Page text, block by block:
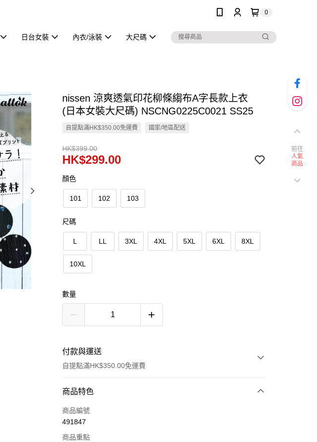
0
日台女裝 內衣/泳裝 大尺碼
nissen 涼爽透氣印花柳條縐布A字長款上衣
(日本女裝大尺碼) NSCNG0225C0021 SS25
自提點滿HK$350.00免運費 國家/地區配送
HK$399.00
HK$299.00
顏色
101 102 103
尺碼
L LL 3XL 4XL 5XL 6XL 8XL
10XL
數量
付款與運送
自提點滿HK$350.00免運費
付款方式
信用卡
商品特色
商品編號
491847
商品重點
前往
人氣
商品